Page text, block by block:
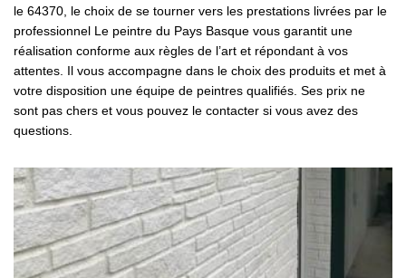
le 64370, le choix de se tourner vers les prestations livrées par le
professionnel Le peintre du Pays Basque vous garantit une
réalisation conforme aux règles de l’art et répondant à vos
attentes. Il vous accompagne dans le choix des produits et met à
votre disposition une équipe de peintres qualifiés. Ses prix ne
sont pas chers et vous pouvez le contacter si vous avez des
questions.